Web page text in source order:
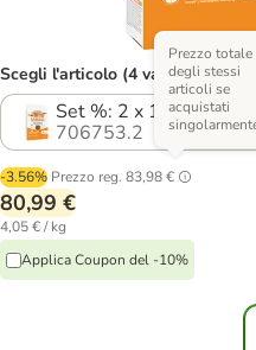
Scegli l'articolo (4 varianti)
Set %: 2 x 10 kg
706753.2
-3.56% Prezzo reg. 83,98 €
Prezzo totale
degli stessi
articoli se
acquistati
80,99 €
4,05 € / kg
Applica Coupon del -10%